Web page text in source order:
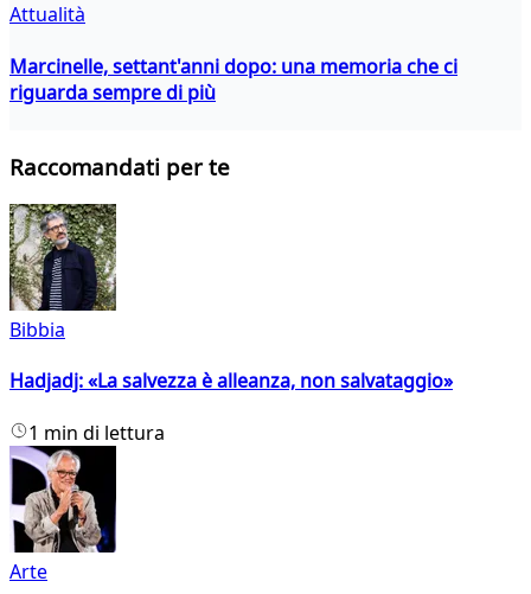
Attualità
Marcinelle, settant'anni dopo: una memoria che ci
riguarda sempre di più
Raccomandati per te
Bibbia
Hadjadj: «La salvezza è alleanza, non salvataggio»
1 min di lettura
Arte